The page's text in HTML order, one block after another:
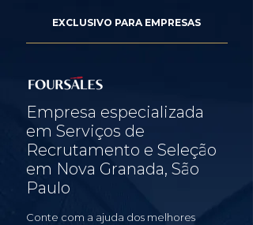
EXCLUSIVO PARA EMPRESAS
Empresa especializada
em Serviços de
Recrutamento e Seleção
em Nova Granada, São
Paulo
Conte com a ajuda dos melhores